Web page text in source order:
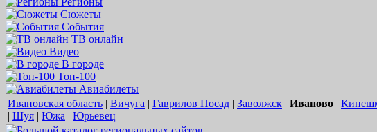
Сюжеты
События
ТВ онлайн
Видео
В городе
Топ-100
Авиабилеты
Ивановская область | Вичуга | Гаврилов Посад | Заволжск | Иваново |
| Шуя | Южа | Юрьевец